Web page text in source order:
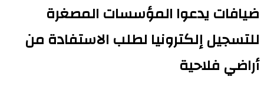
ضيافات يدعوا المؤسسات المصغرة
للتسجيل إلكترونيا لطلب الاستفادة من
أراضي فلاحية